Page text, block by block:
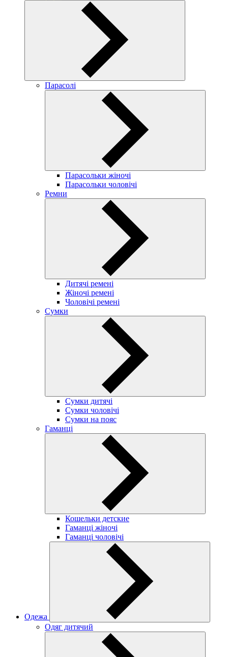
Парасолі
Парасольки жіночі
Парасольки чоловічі
Ремни
Дитячі ремені
Жіночі ремені
Чоловічі ремені
Сумки
Сумки дитячі
Сумки чоловічі
Сумки на пояс
Гаманці
Кошельки детские
Гаманці жіночі
Гаманці чоловічі
Одежа
Одяг дитячий